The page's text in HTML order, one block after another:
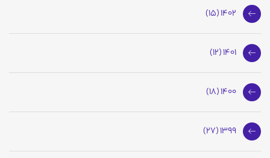
1402 (15)
1401 (12)
1400 (18)
1399 (27)